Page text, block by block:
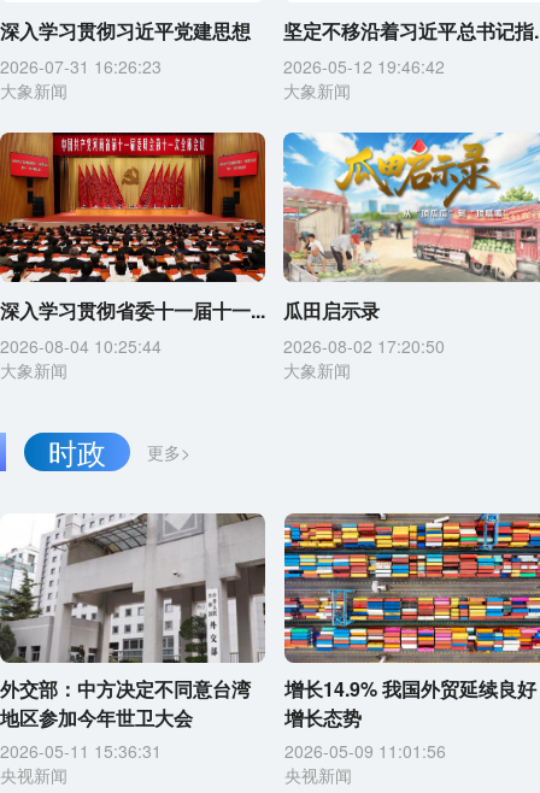
深入学习贯彻习近平党建思想
2026-07-31 16:26:23
大象新闻
坚定不移沿着习近平总书记指
2026-05-12 19:46:42
大象新闻
深入学习贯彻省委十一届十一...
2026-08-04 10:25:44
大象新闻
瓜田启示录
2026-08-02 17:20:50
大象新闻
更多>
时政
外交部：中方决定不同意台湾
地区参加今年世卫大会
2026-05-11 15:36:31
央视新闻
增长14.9% 我国外贸延续良好
增长态势
2026-05-09 11:01:56
央视新闻